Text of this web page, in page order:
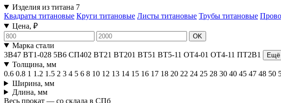
Изделия из титана 7
Квадраты титановые Круги титановые Листы титановые Трубы титановые
Цена, ₽
OK
Марка стали
3В47 ВТ1-028 5В6 СП402 ВТ21 ВТ201 ВТ51 ВТ5-11 ОТ4-01 ОТ4-11 ПТ2В1 Ещё
Толщина, мм
0.6 0.8 1 1.2 1.5 2 3 4 5 6 8 10 12 13 14 15 16 17 18 20 22 24 25 28 30 40 45 47 48 50
Ширина, мм
Длина, мм
Весь прокат — со склада в СПб